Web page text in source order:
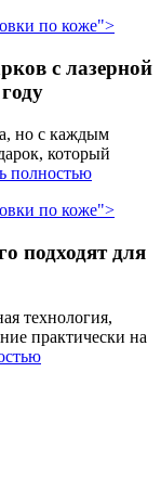
по коже">
с лазерной
но с каждым
который
полностью
по коже">
подходят для
технология,
практически на